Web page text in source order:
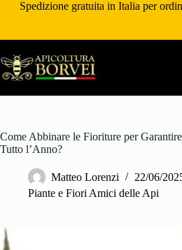
SaltaSpedizione gratuita in Italia per
Come Abbinare le Fioriture per
Tutto l’Anno?
Matteo Lorenzi 22/06/
Piante e Fiori Amici delle Api